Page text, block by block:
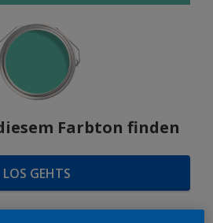
Farbton finden
LOS GEHTS